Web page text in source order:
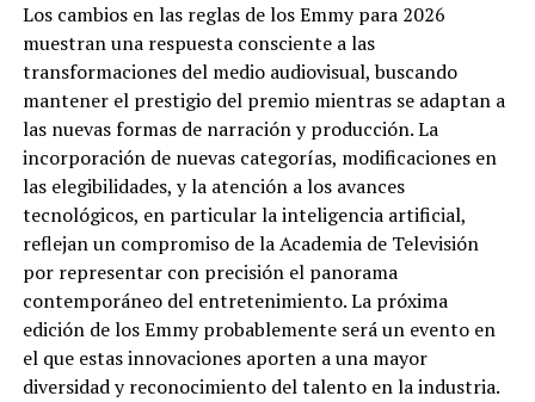
Los cambios en las reglas de los Emmy para 2026
muestran una respuesta consciente a las
transformaciones del medio audiovisual, buscando
mantener el prestigio del premio mientras se adaptan a
las nuevas formas de narración y producción. La
incorporación de nuevas categorías, modificaciones en
las elegibilidades, y la atención a los avances
tecnológicos, en particular la inteligencia artificial,
reflejan un compromiso de la Academia de Televisión
por representar con precisión el panorama
contemporáneo del entretenimiento. La próxima
edición de los Emmy probablemente será un evento en
el que estas innovaciones aporten a una mayor
diversidad y reconocimiento del talento en la industria.